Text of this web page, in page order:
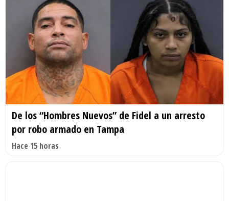
De los “Hombres Nuevos” de Fidel a un arresto
por robo armado en Tampa
Hace 15 horas